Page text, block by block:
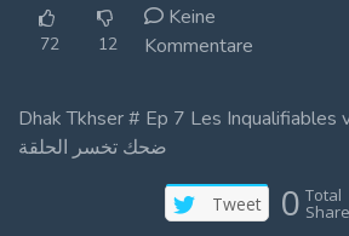
72 12
Keine
Kommentare
Dhak Tkhser # Ep 7 Les Inqualifiables
ضحك تخسر الحلقة
Tweet 0 Total